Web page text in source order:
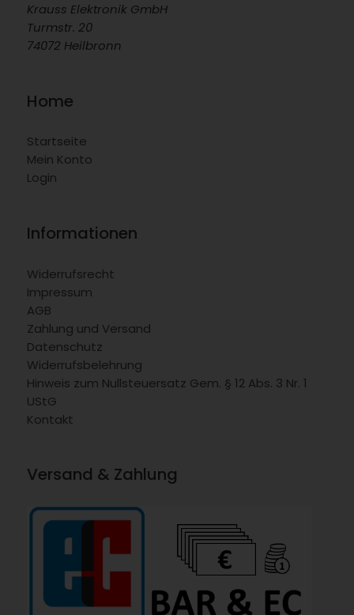
Krauss Elektronik GmbH
Turmstr. 20
74072 Heilbronn
Home
Startseite
Mein Konto
Login
Informationen
Widerrufsrecht
Impressum
AGB
Zahlung und Versand
Datenschutz
Widerrufsbelehrung
Hinweis zum Nullsteuersatz Gem. § 12 Abs. 3 Nr. 1
UStG
Kontakt
Versand & Zahlung